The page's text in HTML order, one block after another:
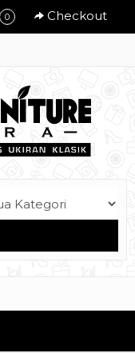
0 Checkout